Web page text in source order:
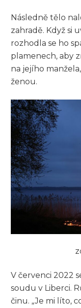
Následně tělo
zahradě. Když si
rozhodla se ho
plamenech, aby
na jejího
ženou.
V červenci 2022
soudu v Liberci.
činu. „Je mi líto,